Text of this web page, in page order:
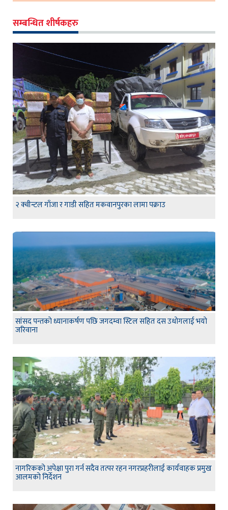
सम्बन्धित शीर्षकहरु
२ क्वीन्टल गाँजा र गाडी सहित मकवानपुरका लामा पक्राउ
सांसद पन्तकाे ध्यानाकर्षण पछि जगदम्वा स्टिल सहित दस उधाेगलाई भयाे
जरिवाना
नागरिकको अपेक्षा पुरा गर्न सदैव तत्पर रहन नगरप्रहरीलाई कार्यवाहक प्रमुख
आलमको निर्देशन